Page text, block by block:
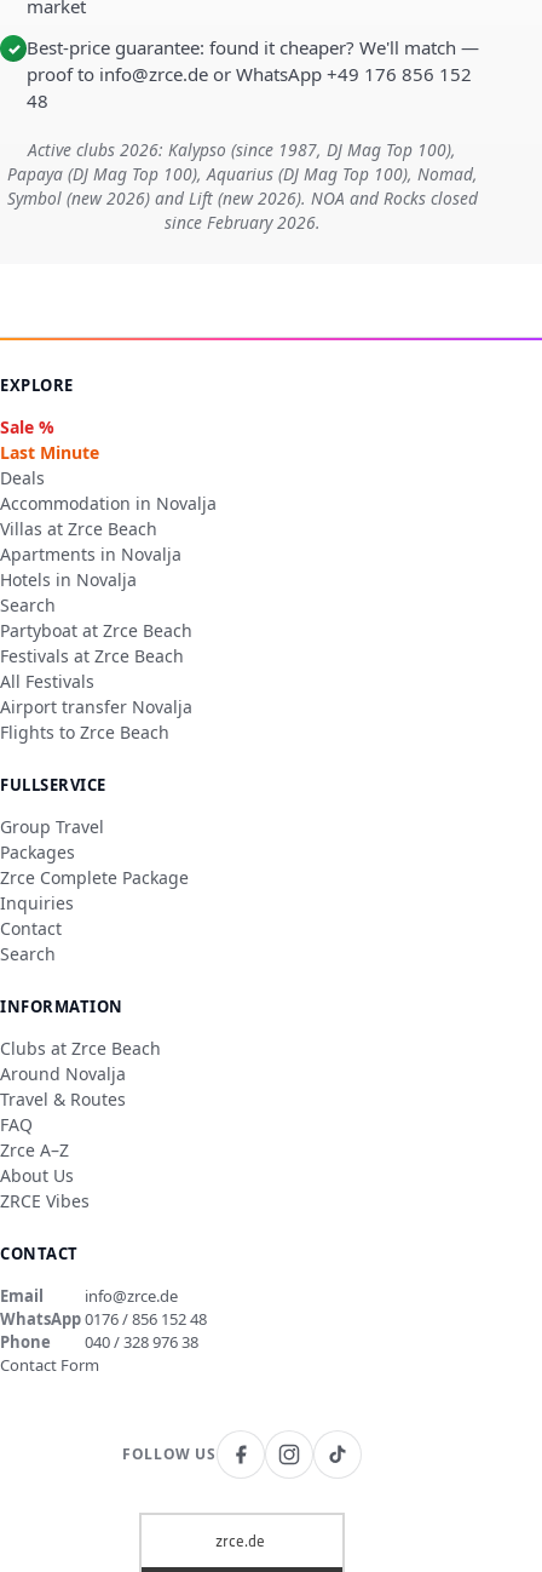
market
✓ Best-price guarantee: found it cheaper? We'll match —
proof to info@zrce.de or WhatsApp +49 176 856 152
48
Active clubs 2026: Kalypso (since 1987, DJ Mag Top 100),
Papaya (DJ Mag Top 100), Aquarius (DJ Mag Top 100), Nomad,
Symbol (new 2026) and Lift (new 2026). NOA and Rocks closed
since February 2026.
EXPLORE
Sale %
Last Minute
Deals
Accommodation in Novalja
Villas at Zrce Beach
Apartments in Novalja
Hotels in Novalja
Search
Partyboat at Zrce Beach
Festivals at Zrce Beach
All Festivals
Airport transfer Novalja
Flights to Zrce Beach
FULLSERVICE
Group Travel
Packages
Zrce Complete Package
Inquiries
Contact
Search
INFORMATION
Clubs at Zrce Beach
Around Novalja
Travel & Routes
FAQ
Zrce A–Z
About Us
ZRCE Vibes
CONTACT
Email
info@zrce.de
WhatsApp0176 / 856 152 48
Phone
040 / 328 976 38
Contact Form
FOLLOW US